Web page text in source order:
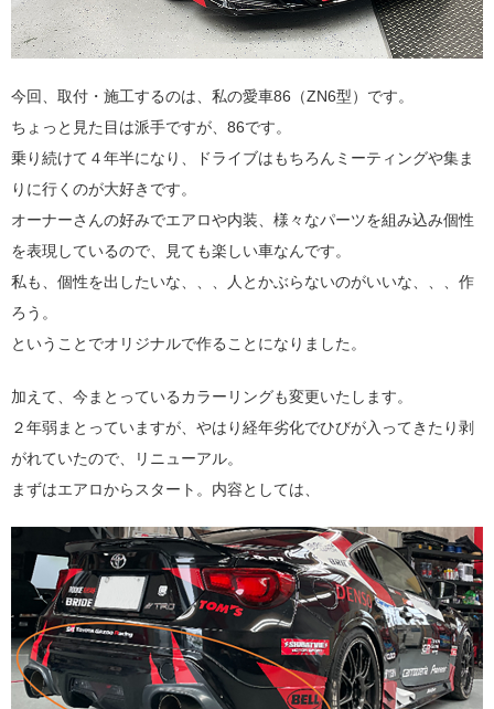
今回、取付・施工するのは、私の愛車86（ZN6型）です。
ちょっと見た目は派手ですが、86です。
乗り続けて４年半になり、ドライブはもちろんミーティングや集ま
りに行くのが大好きです。
オーナーさんの好みでエアロや内装、様々なパーツを組み込み個性
を表現しているので、見ても楽しい車なんです。
私も、個性を出したいな、、、人とかぶらないのがいいな、、、作
ろう。
ということでオリジナルで作ることになりました。
加えて、今まとっているカラーリングも変更いたします。
２年弱まとっていますが、やはり経年劣化でひびが入ってきたり剥
がれていたので、リニューアル。
まずはエアロからスタート。内容としては、